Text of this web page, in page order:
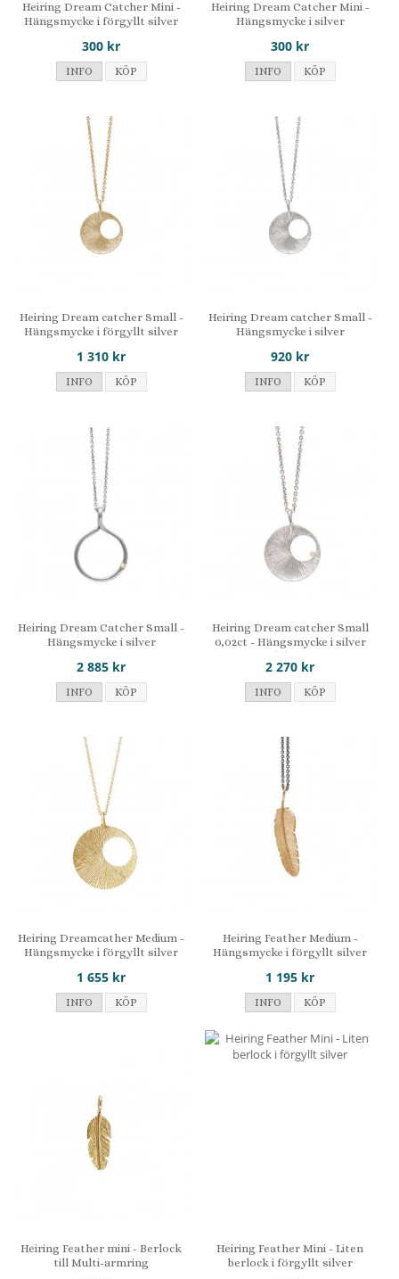
Heiring Dream Catcher Mini -
Hängsmycke i förgyllt silver
300 kr
INFO KÖP
Heiring Dream Catcher Mini -
Hängsmycke i silver
300 kr
INFO KÖP
Heiring Dream catcher Small -
Hängsmycke i förgyllt silver
1 310 kr
INFO KÖP
Heiring Dream catcher Small -
Hängsmycke i silver
920 kr
INFO KÖP
Heiring Dream Catcher Small -
Hängsmycke i silver
2 885 kr
INFO KÖP
Heiring Dream catcher Small
0,02ct - Hängsmycke i silver
med diamant
2 270 kr
INFO KÖP
Heiring Dreamcather Medium -
Hängsmycke i förgyllt silver
1 655 kr
INFO KÖP
Heiring Feather Medium -
Hängsmycke i förgyllt silver
1 195 kr
INFO KÖP
Heiring Feather mini - Berlock
till Multi-armring
Heiring Feather Mini - Liten
berlock i förgyllt silver